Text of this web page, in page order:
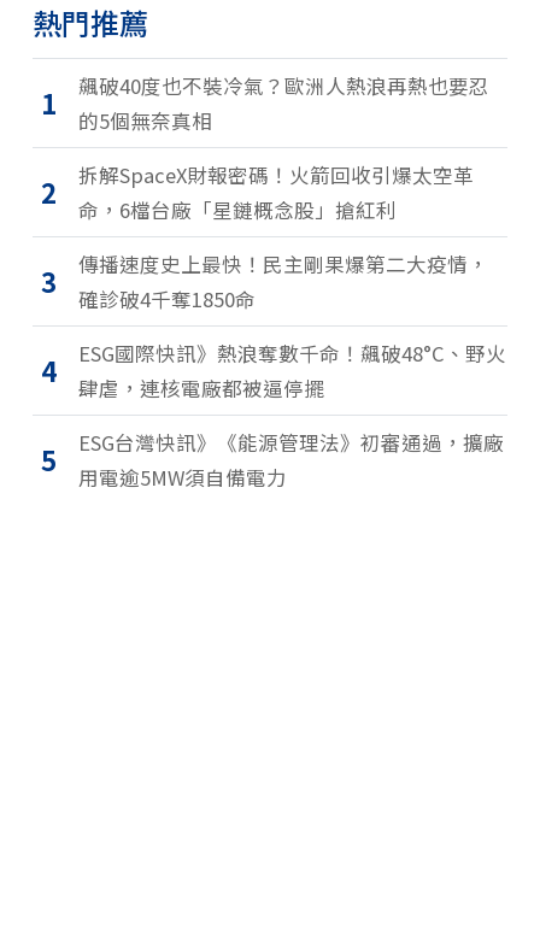
熱門推薦
1
飆破40度也不裝冷氣？歐洲人熱浪再熱也要忍
的5個無奈真相
2
拆解SpaceX財報密碼！火箭回收引爆太空革
命，6檔台廠「星鏈概念股」搶紅利
3
傳播速度史上最快！民主剛果爆第二大疫情，
確診破4千奪1850命
4
ESG國際快訊》熱浪奪數千命！飆破48°C、野火
肆虐，連核電廠都被逼停擺
5
ESG台灣快訊》《能源管理法》初審通過，擴廠
用電逾5MW須自備電力